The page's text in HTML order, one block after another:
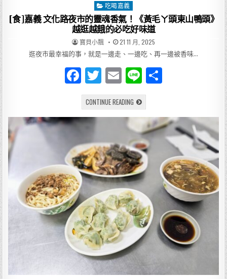
讓
你
回
不
去
Posted
in
吃喝嘉義
[食]嘉義 文化路夜市的靈魂香氣！《黃毛ㄚ頭東山鴨頭》
越逛越餓的必吃好味道
AUTHOR:
寶貝小飄 PUBLISHED
DATE:
21 11 月, 2025
逛夜市最幸福的事，就是一邊走、一邊吃、再一邊被香味…
F
a
c
e
b
o
o
k
T
w
it
r
E
m
ai
l
Li
n
e
CONTINUE READING[食]
嘉
義
化
路
夜
市
的
靈
魂
香
氣！
《黃
毛
ㄚ
頭
東
山
鴨
頭》
越
逛
越
必